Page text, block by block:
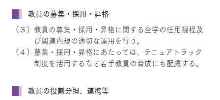
教員の募集・採用・昇格
（３）教員の募集・採用・昇格に関する全学の任用規程及
び関連内規の適切な運用を行う。
（４）募集・採用・昇格にあたっては、テニュアトラック
制度を活用するなど若手教員の育成にも配慮する。
教員の役割分担、連携等